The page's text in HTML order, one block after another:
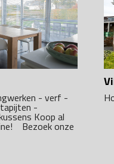
- verf -
-
Koop al
Bezoek onze